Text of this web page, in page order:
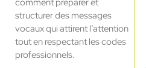
comment préparer et
structurer des messages
vocaux qui attirent l’attention
tout en respectant les codes
professionnels.